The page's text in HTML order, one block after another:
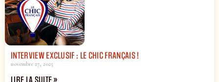
INTERVIEW EXCLUSIF : LE CHIC FRANÇAIS !
novembre 27, 2025